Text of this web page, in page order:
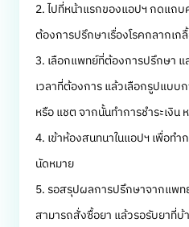
2. ไปที่หน้าแรกของแอปฯ กดแถบ
ต้องการปรึกษาเรื่องโรคกลากเก
3. เลือกแพทย์ที่ต้องการปรึกษา แ
เวลาที่ต้องการ แล้วเลือกรูปแบบ
หรือ แชต จากนั้นทำการชำระเงิ
4. เข้าห้องสนทนาในแอปฯ เพื่อท
นัดหมาย
5. รอสรุปผลการปรึกษาจากแพท
สามารถสั่งซื้อยา แล้วรอรับยาที่บ้